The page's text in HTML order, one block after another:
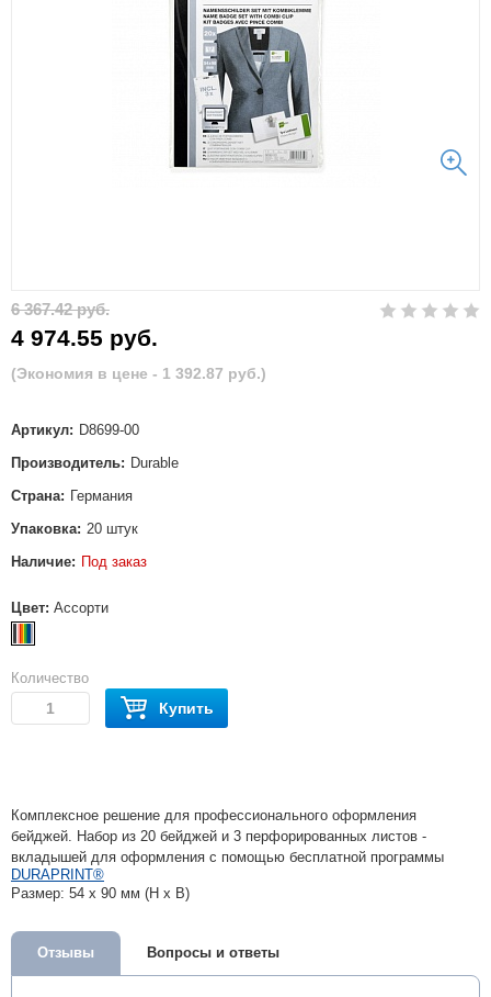
6 367.42 руб.
4 974.55 руб.
(Экономия в цене - 1 392.87 руб.)
Артикул: D8699-00
Производитель: Durable
Страна: Германия
Упаковка: 20 штук
Наличие: Под заказ
Цвет: Ассорти
Количество
Купить
Комплексное решение для профессионального оформления
бейджей. Набор из 20 бейджей и 3 перфорированных листов -
вкладышей для оформления с помощью бесплатной программы
DURAPRINT®
Размер: 54 x 90 мм (H x B)
Отзывы Вопросы и ответы